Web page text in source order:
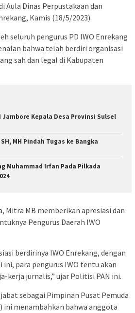
Aula Dinas Perpustakaan dan
Kamis (18/5/2023).
seluruh pengurus PD IWO Enrekang
bahwa telah berdiri organisasi
sah dan legal di Kabupaten
Kepala Desa Provinsi Sulsel
MH Pindah Tugas ke Bangka
Muhammad Irfan Pada Pilkada
Mitra MB memberikan apresiasi dan
Pengurus Daerah IWO
berdirinya IWO Enrekang, dengan
para pengurus IWO tentu akan
kerja jurnalis,” ujar Politisi PAN ini.
sebagai Pimpinan Pusat Pemuda
ini menambahkan bahwa anggota